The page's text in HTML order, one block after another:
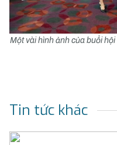
Một vài hình ảnh của buổi
Tin tức khác